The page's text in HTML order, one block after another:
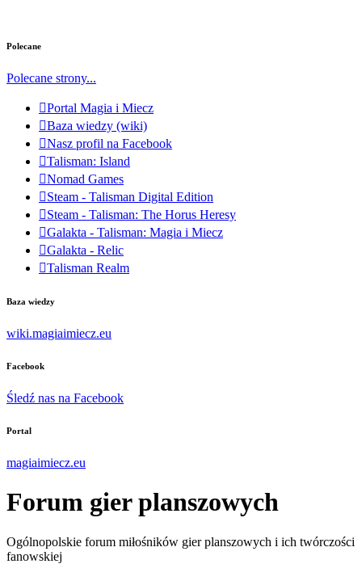
Polecane
Polecane strony...
Portal Magia i Miecz
Baza wiedzy (wiki)
Nasz profil na Facebook
Talisman: Island
Nomad Games
Steam - Talisman Digital Edition
Steam - Talisman: The Horus Heresy
Galakta - Talisman: Magia i Miecz
Galakta - Relic
Talisman Realm
Baza wiedzy
wiki.magiaimiecz.eu
Facebook
Śledź nas na Facebook
Portal
magiaimiecz.eu
Forum gier planszowych
Ogólnopolskie forum miłośników gier planszowych i ich twórczości
fanowskiej